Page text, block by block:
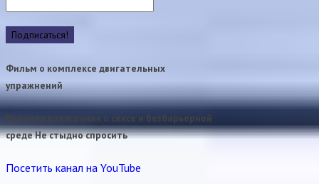
Фильм о комплексе двигательных
упражнений
Инвалид колясочник о сексе и безбарьерной
среде Не стыдно спросить
Посетить канал на YouTube